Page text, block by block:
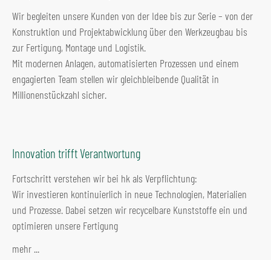
Wir begleiten unsere Kunden von der Idee bis zur Serie – von der
Konstruktion und Projektabwicklung über den Werkzeugbau bis
zur Fertigung, Montage und Logistik.
Mit modernen Anlagen, automatisierten Prozessen und einem
engagierten Team stellen wir gleichbleibende Qualität in
Millionenstückzahl sicher.
Innovation trifft Verantwortung
Fortschritt verstehen wir bei hk als Verpflichtung:
Wir investieren kontinuierlich in neue Technologien, Materialien
und Prozesse. Dabei setzen wir recycelbare Kunststoffe ein und
optimieren unsere Fertigung
mehr ...